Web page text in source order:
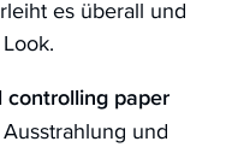
es überall und
controlling paper
und